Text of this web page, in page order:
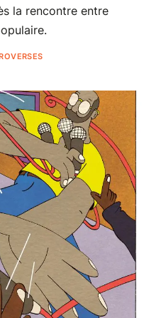
la rencontre entre